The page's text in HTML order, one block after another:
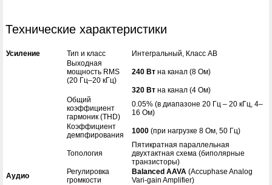
Технические характеристики
Усиление Тип и класс
Интегральный, Класс AB
Выходная
мощность RMS
(20 Гц–20 кГц)
240 Вт на канал (8 Ом)
320 Вт на канал (4 Ом)
Общий
коэффициент
гармоник (THD)
0.05% (в диапазоне 20 Гц – 20 кГц, 4–
16 Ом)
Коэффициент
демпфирования
1000 (при нагрузке 8 Ом, 50 Гц)
Топология
Пятикратная параллельная
двухтактная схема (биполярные
транзисторы)
Аудио
Регулировка
громкости
Balanced AAVA (Accuphase Analog
Vari-gain Amplifier)